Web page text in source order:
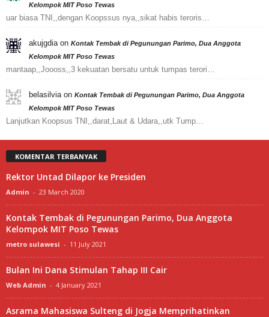
Kelompok MIT Poso Tewas
uar biasa TNI,,dengan Koopssus nya,,sikat habis teroris…
akujgdia on Kontak Tembak di Pegunungan Parimo, Dua Anggota
Kelompok MIT Poso Tewas
mantaap,,Joooss,,3 kekuatan bersatu untuk tumpas terori…
belasilvia on Kontak Tembak di Pegunungan Parimo, Dua Anggota
Kelompok MIT Poso Tewas
Lanjutkan Koopsus TNI,,darat,Laut & Udara,,utk Tump…
KOMENTAR TERBANYAK
Rektor Untad Dilapor ke Presiden
Admin - 23 March 2020
Kontak Tembak di Pegunungan Parimo, Dua Anggota
Kelompok MIT Poso Tewas
metro sulawesi - 11 July 2021
Bulan Ini Dana Stimulan Tahap III Cair
Web Admin - 4 January 2021
Asrama Mahasiswa Sulteng di Jogja Memprihatinkan